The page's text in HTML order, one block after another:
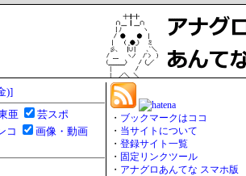
)]
亜
芸スポ
コ
画像・動画
・ ブックマークはココ
・ 当サイトについて
・ 登録サイト一覧
・ 固定リンクツール
・ アナグロあんてな スマホ版